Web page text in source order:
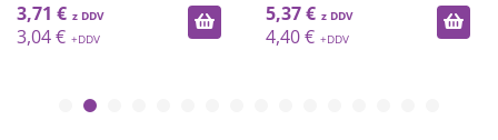
3,71 €
3,04 €
5,37 €
4,40 €